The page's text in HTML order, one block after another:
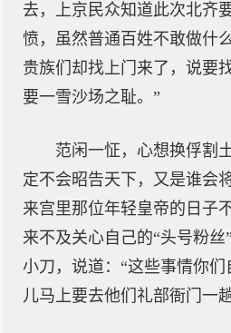
去，上京民众知道此次北齐
愤，虽然普通百姓不敢做什
贵族们却找上门来了，说要
要一雪沙场之耻。”
范闲一怔，心想换俘割
定不会昭告天下，又是谁会
来宫里那位年轻皇帝的日子
来不及关心自己的“头号粉
小刀，说道：“这些事情你
儿马上要去他们礼部衙门一